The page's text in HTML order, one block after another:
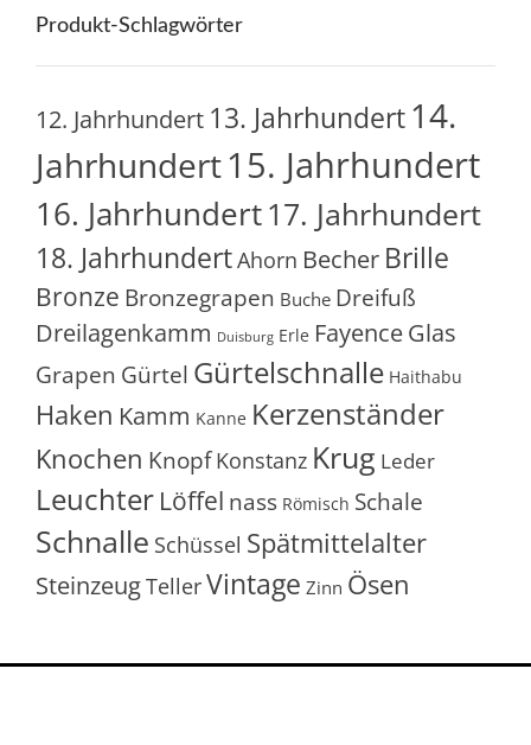
Produkt-Schlagwörter
12. Jahrhundert 13. Jahrhundert14.
Jahrhundert15. Jahrhundert
16. Jahrhundert17. Jahrhundert
18. JahrhundertAhorn Becher Brille
Bronze Bronzegrapen Buche Dreifuß
Dreilagenkamm Duisburg Erle FayenceGlas
Grapen Gürtel Gürtelschnalle Haithabu
Haken Kamm Kanne Kerzenständer
Knochen Knopf Konstanz Krug Leder
Leuchter Löffel nass Römisch Schale
Schnalle Schüssel Spätmittelalter
SteinzeugTellerVintage Zinn Ösen